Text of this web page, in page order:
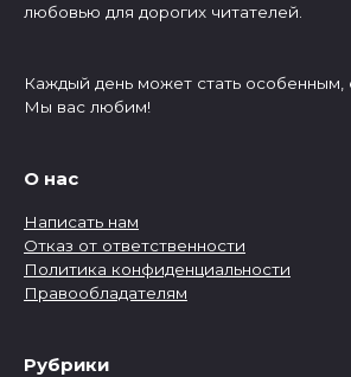
любовью для дорогих читателей.
Каждый день может стать особенным,
Мы вас любим!
О нас
Написать нам
Отказ от ответственности
Политика конфиденциальности
Правообладателям
Рубрики